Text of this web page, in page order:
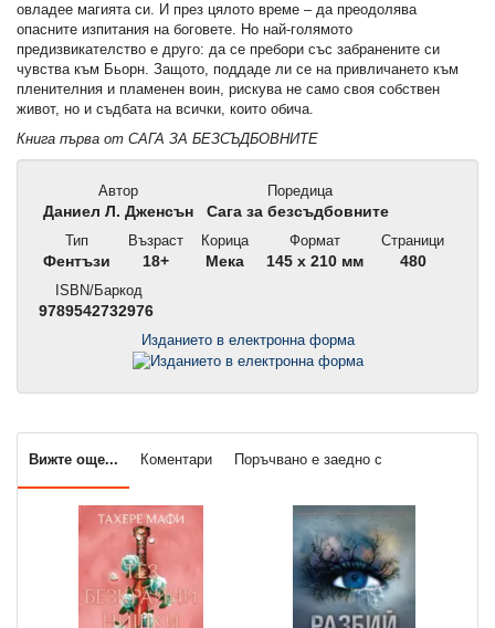
овладее магията си. И през цялото време – да преодолява
опасните изпитания на боговете. Но най-голямото
предизвикателство е друго: да се пребори със забранените си
чувства към Бьорн. Защото, поддаде ли се на привличането към
пленителния и пламенен воин, рискува не само своя собствен
живот, но и съдбата на всички, които обича.
Книга първа от САГА ЗА БЕЗСЪДБОВНИТЕ
Автор
Даниел Л. Дженсън
Поредица
Сага за безсъдбовните
Тип
Фентъзи
Възраст
18+
Корица
Мека
Формат
145 x 210 мм
Страници
480
ISBN/Баркод
9789542732976
Изданието в електронна форма
Вижте още... Коментари Поръчвано е заедно с